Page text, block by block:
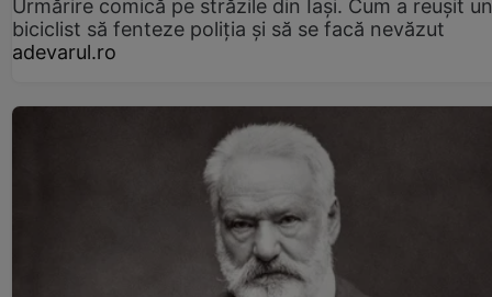
Urmărire comică pe străzile din Iași. Cum a reușit un
biciclist să fenteze poliția și să se facă nevăzut
adevarul.ro